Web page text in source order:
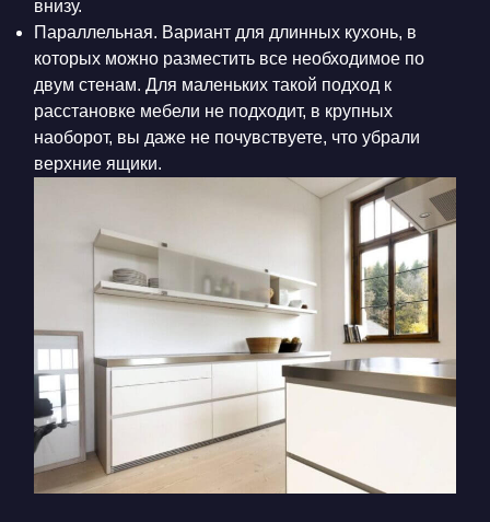
внизу.
Параллельная. Вариант для длинных кухонь, в
которых можно разместить все необходимое по
двум стенам. Для маленьких такой подход к
расстановке мебели не подходит, в крупных
наоборот, вы даже не почувствуете, что убрали
верхние ящики.